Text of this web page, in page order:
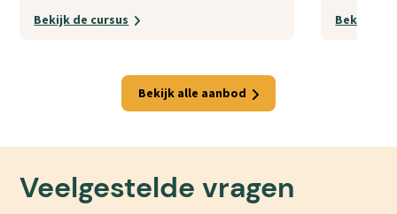
Bekijk de cursus Bekijk de
Bekijk alle aanbod
Veelgestelde vragen